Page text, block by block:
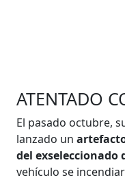
ATENTADO
El pasado octubre,
lanzado un
del exseleccionado
vehículo se